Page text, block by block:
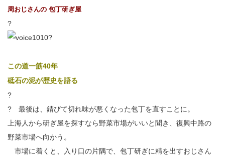
周おじさんの 包丁研ぎ屋
?
?
この道一筋40年
砥石の泥が歴史を語る
?
? 最後は、錆びて切れ味が悪くなった包丁を直すことに。
上海人から研ぎ屋を探すなら野菜市場がいいと聞き、復興中路の
野菜市場へ向かう。
市場に着くと、入り口の片隅で、包丁研ぎに精を出すおじさん